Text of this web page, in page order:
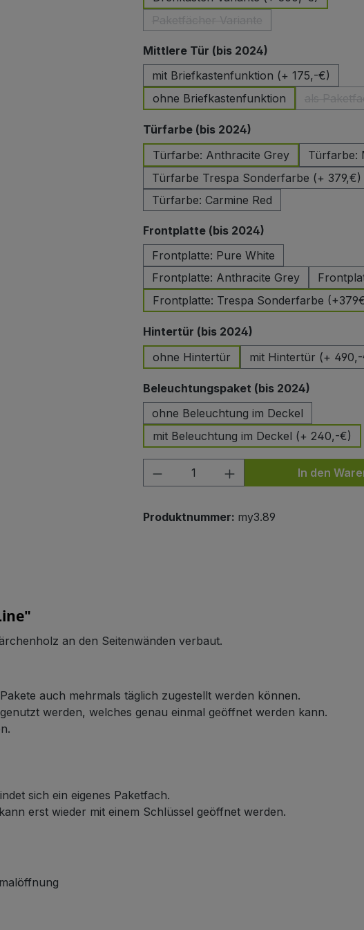
(Diese Option ist zurzeit nicht
Mittlere Tür (bis 2024)auswählen
mit Briefkastenfunktion (+ 175,-€)
ohne Briefkastenfunktion
Türfarbe (bis 2024)auswählen
Türfarbe: Anthracite Grey
Türfarbe:
Türfarbe Trespa Sonderfarbe (+ 379,€)
Türfarbe: Carmine Red
Frontplatte (bis 2024)auswählen
Frontplatte: Pure White
Frontplatte: Anthracite Grey
Frontplatte: Trespa Sonderfarbe
Hintertür (bis 2024)auswählen
ohne Hintertür
mit Hintertür (+
Beleuchtungspaket (bis 2024)
ohne Beleuchtung im Deckel
mit Beleuchtung im Deckel (+ 240,-€)
Produkt Anzahl: Gib den
In den
Produktnummer: my3.89
an den Seitenwänden verbaut.
auch mehrmals täglich zugestellt werden können.
werden, welches genau einmal geöffnet werden kann.
sich ein eigenes Paketfach.
erst wieder mit einem Schlüssel geöffnet werden.